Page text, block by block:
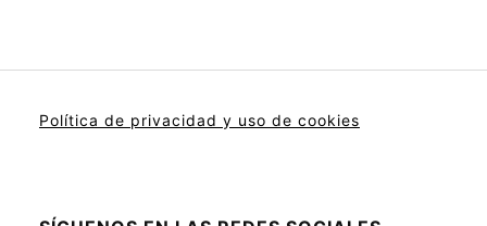
Política de privacidad y uso de cookies